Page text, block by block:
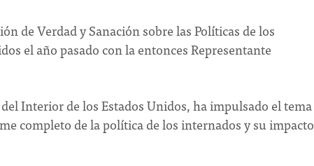
de Verdad y Sanación sobre las Políticas de los
el año pasado con la entonces Representante
Interior de los Estados Unidos, ha impulsado el tema
completo de la política de los internados y su impacto